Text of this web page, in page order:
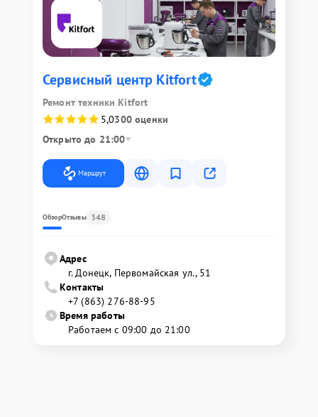
Сервисный центр Kitfort
Ремонт техники Kitfort
5,0300 оценки
Открыто до 21:00
Маршрут
ОбзорОтзывы 348
Адрес
г. Донецк, Первомайская ул., 51
Контакты
+7 (863) 276-88-95
Время работы
Работаем с 09:00 до 21:00